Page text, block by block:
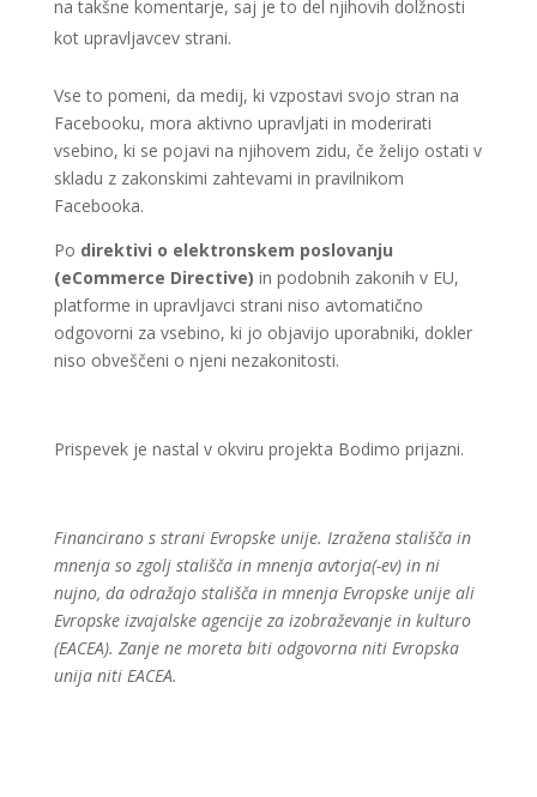
na takšne komentarje, saj je to del njihovih dolžnosti
kot upravljavcev strani.
Vse to pomeni, da medij, ki vzpostavi svojo stran na
Facebooku, mora aktivno upravljati in moderirati
vsebino, ki se pojavi na njihovem zidu, če želijo ostati v
skladu z zakonskimi zahtevami in pravilnikom
Facebooka.
Po direktivi o elektronskem poslovanju
(eCommerce Directive) in podobnih zakonih v EU,
platforme in upravljavci strani niso avtomatično
odgovorni za vsebino, ki jo objavijo uporabniki, dokler
niso obveščeni o njeni nezakonitosti.
Prispevek je nastal v okviru projekta Bodimo prijazni.
Financirano s strani Evropske unije. Izražena stališča in
mnenja so zgolj stališča in mnenja avtorja(-ev) in ni
nujno, da odražajo stališča in mnenja Evropske unije ali
Evropske izvajalske agencije za izobraževanje in kulturo
(EACEA). Zanje ne moreta biti odgovorna niti Evropska
unija niti EACEA.